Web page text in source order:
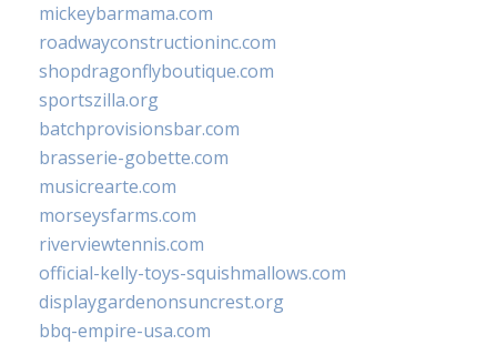
mickeybarmama.com
roadwayconstructioninc.com
shopdragonflyboutique.com
sportszilla.org
batchprovisionsbar.com
brasserie-gobette.com
musicrearte.com
morseysfarms.com
riverviewtennis.com
official-kelly-toys-squishmallows.com
displaygardenonsuncrest.org
bbq-empire-usa.com